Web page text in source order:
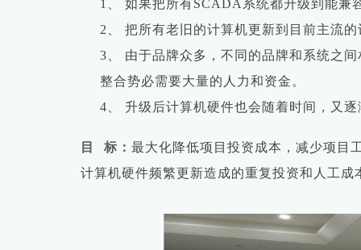
1、 如果把所有SCADA 系统都升级到能兼
2、 把所有老旧的计算机更新到目前主流
3、 由于品牌众多，不同的品牌和系统之
整合势必需要大量的人力和资金。
4、 升级后计算机硬件也会随着时间，又
目 标： 最大化降低项目投资成本，减少项目
计算机硬件频繁更新造成的重复投资和人工成